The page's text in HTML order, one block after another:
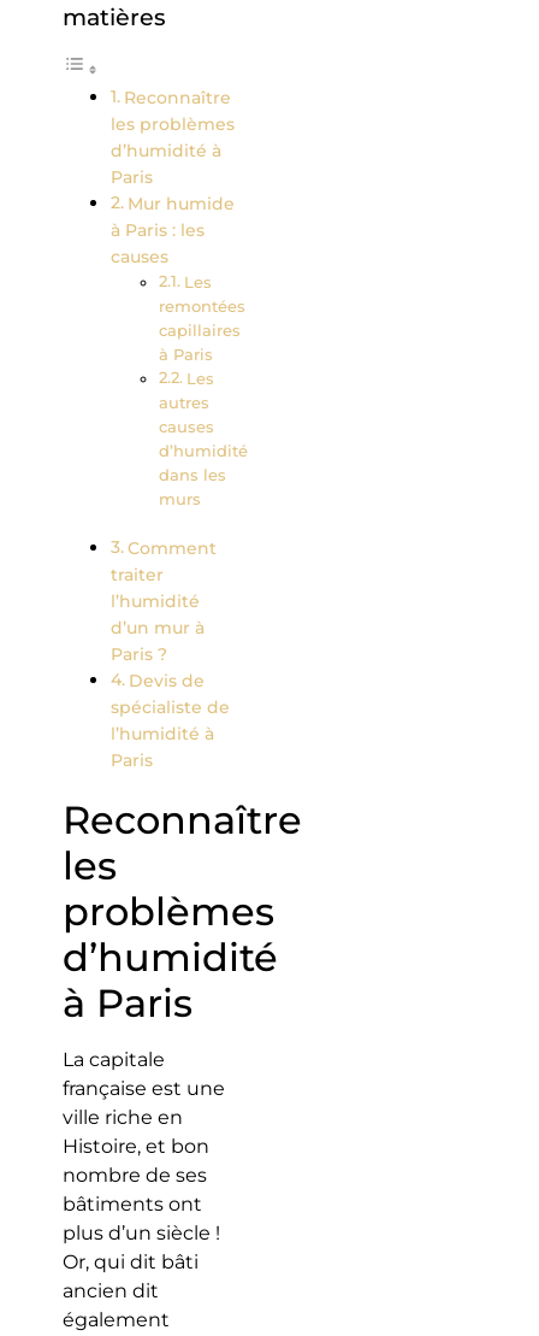
matières
Reconnaître
les problèmes
d’humidité à
Paris
Mur humide
à Paris : les
causes
Les
remontées
capillaires
à Paris
Les
autres
causes
d’humidité
dans les
murs
Comment
traiter
l’humidité
d’un mur à
Paris ?
Devis de
spécialiste de
l’humidité à
Paris
Reconnaître
les
problèmes
d’humidité
à Paris
La capitale
française est une
ville riche en
Histoire, et bon
nombre de ses
bâtiments ont
plus d’un siècle !
Or, qui dit bâti
ancien dit
également